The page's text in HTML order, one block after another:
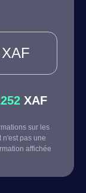
XAF
XAF
sur les
n'est pas une
affichée